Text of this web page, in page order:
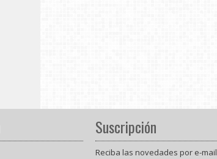
Suscripción
Reciba las novedades por e-mail